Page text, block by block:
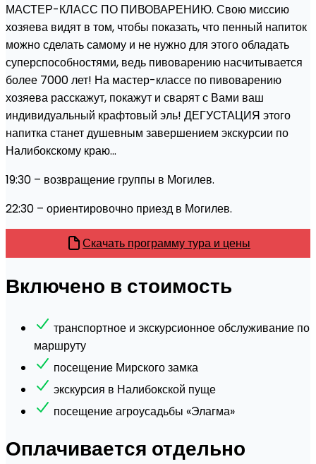
МАСТЕР-КЛАСС ПО ПИВОВАРЕНИЮ. Свою миссию
хозяева видят в том, чтобы показать, что пенный напиток
можно сделать самому и не нужно для этого обладать
суперспособностями, ведь пивоварению насчитывается
более 7000 лет! На мастер-классе по пивоварению
хозяева расскажут, покажут и сварят с Вами ваш
индивидуальный крафтовый эль! ДЕГУСТАЦИЯ этого
напитка станет душевным завершением экскурсии по
Налибокскому краю...
19:30 – возвращение группы в Могилев.
22:30 – ориентировочно приезд в Могилев.
Скачать программу тура и цены
Включено в стоимость
транспортное и экскурсионное обслуживание по
маршруту
посещение Мирского замка
экскурсия в Налибокской пуще
посещение агроусадьбы «Элагма»
Оплачивается отдельно